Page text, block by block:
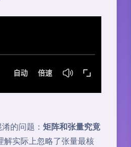
的问题： 矩阵和张量究竟
解实际上忽略了张量最核